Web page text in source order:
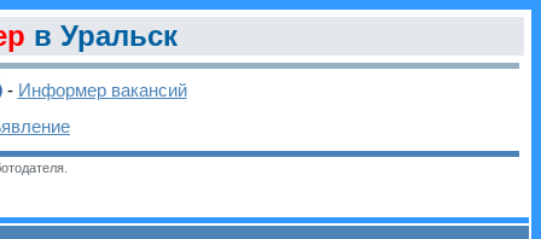
в Уральск
- Информер вакансий